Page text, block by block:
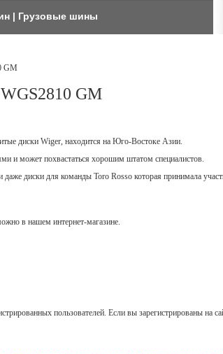
| Грузовые шины
GM
GM
диски Wiger, находится на Юго-Востоке Азии.
и может похвастаться хорошим штатом специалистов.
диски для команды Toro Rosso которая принимала
в нашем интернет-магазине.
пользователей. Если вы зарегистрированы на